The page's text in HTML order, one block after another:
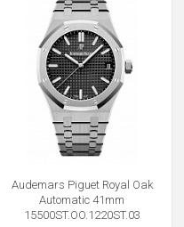
Audemars Piguet Royal Oak
Automatic 41mm
15500ST.OO.1220ST.03